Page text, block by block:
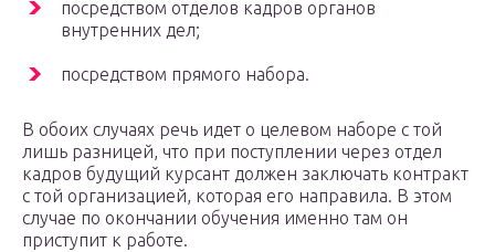
посредством отделов кадров органов
внутренних дел;
посредством прямого набора.
В обоих случаях речь идет о целевом наборе с той
лишь разницей, что при поступлении через отдел
кадров будущий курсант должен заключать контракт
с той организацией, которая его направила. В этом
случае по окончании обучения именно там он
приступит к работе.